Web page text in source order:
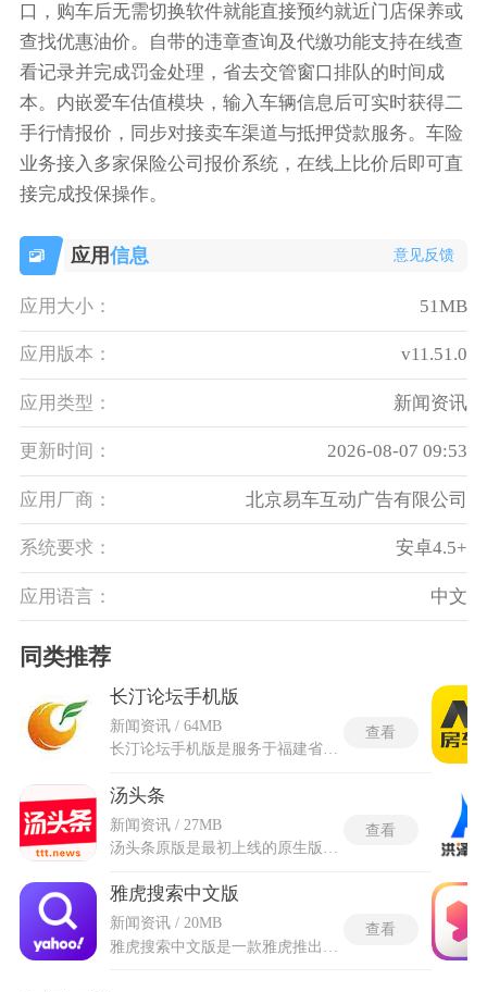
口，购车后无需切换软件就能直接预约就近门店保养或
查找优惠油价。自带的违章查询及代缴功能支持在线查
看记录并完成罚金处理，省去交管窗口排队的时间成
本。内嵌爱车估值模块，输入车辆信息后可实时获得二
手行情报价，同步对接卖车渠道与抵押贷款服务。车险
业务接入多家保险公司报价系统，在线上比价后即可直
接完成投保操作。
应用信息 意见反馈
应用大小： 51MB
应用版本： v11.51.0
应用类型： 新闻资讯
更新时间： 2026-08-07 09:53
应用厂商： 北京易车互动广告有限公司
系统要求： 安卓4.5+
应用语言： 中文
同类推荐
长汀论坛手机版
新闻资讯 / 64MB
长汀论坛手机版是服务于福建省长汀县及周边地区居民的本地化社区交流应用，将超过十万名活跃居民连接到同一个线上空间，通过预设的本地化标签系统精准分流用户到聚焦长汀或汀州摄影等专属讨论区。用户端实时图文上载工具在发布和回复环节都保留了相机直拍入口，在街边看到突发事件或城市美景，零延时完成从拍摄到发布的完整流程。长汀论坛服务器端部署了大数据分类算法，每日超过五万条新帖通过智能分发机制投送到相关板块首页，大量分散信息不沉底。系统针对手机触控特性重新设计了核心交互界面，将传统论坛的层级菜单折叠为底部固定导航栏，新用户打开就能看懂操作逻辑。
查看
汤头条
新闻资讯 / 27MB
查看
雅虎搜索中文版
新闻资讯 / 20MB
查看